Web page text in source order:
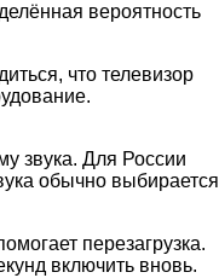
вероятность
что телевизор
звука. Для России
обычно выбирается
перезагрузка.
включить вновь.